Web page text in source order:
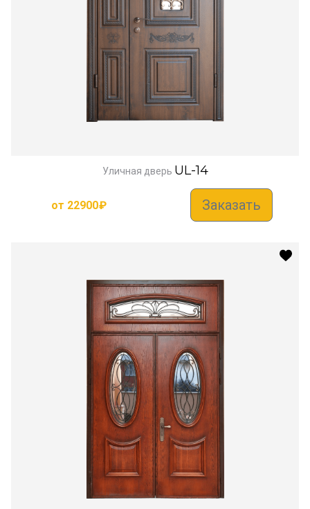
Уличная дверь UL-14
от 22900₽ Заказать